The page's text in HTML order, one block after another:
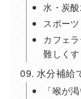
水・炭
スポー
カフェ
難しく
水分補給
「喉が